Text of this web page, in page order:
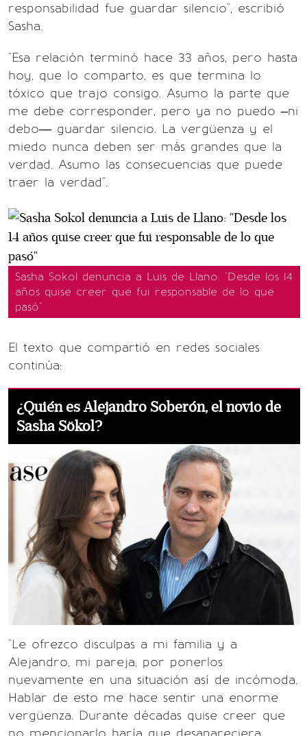
responsabilidad fue guardar silencio", escribió
Sasha.
"Esa relación terminó hace 33 años, pero hasta
hoy, que lo comparto, es que termina lo
tóxico que trajo consigo. Asumo la parte que
me debe corresponder, pero ya no puedo –ni
debo— guardar silencio. La vergüenza y el
miedo nunca deben ser más grandes que la
verdad. Asumo las consecuencias que puede
traer la verdad".
Sasha Sokol denuncia a Luis de Llano: "Desde los 14
años quise creer que fui responsable de lo que
pasó"
El texto que compartió en redes sociales
continúa:
¿Quién es Alejandro Soberón, el novio de
Sasha Sökol?
"Le ofrezco disculpas a mi familia y a
Alejandro, mi pareja, por ponerlos
nuevamente en una situación así de incómoda.
Hablar de esto me hace sentir una enorme
vergüenza. Durante décadas quise creer que